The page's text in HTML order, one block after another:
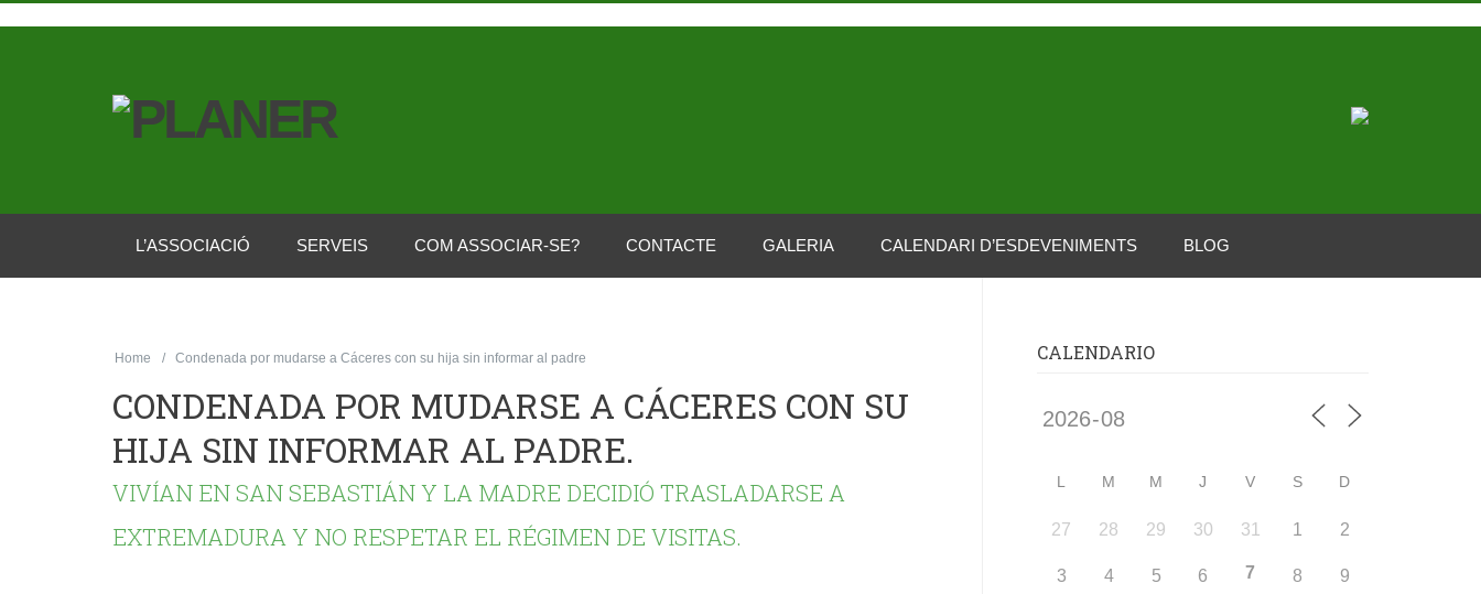
L’ASSOCIACIÓ SERVEIS COM ASSOCIAR-SE? CONTACTE GALERIA CALENDARI D’ESDEVENIMENTS BLOG
Home Condenada por mudarse a Cáceres con su hija sin informar al padre
CONDENADA POR MUDARSE A CÁCERES CON SU
HIJA SIN INFORMAR AL PADRE.
VIVÍAN EN SAN SEBASTIÁN Y LA MADRE DECIDIÓ TRASLADARSE A
EXTREMADURA Y NO RESPETAR EL RÉGIMEN DE VISITAS.
CALENDARIO
L M M J V S D
27 28 29 30 31 1 2
3 4 5 6 7 8 9